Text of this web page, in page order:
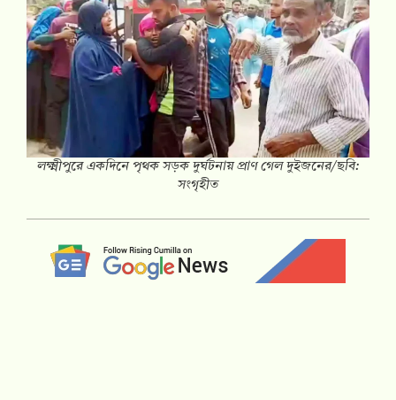
লক্ষ্মীপুরে একদিনে পৃথক সড়ক দুর্ঘটনায় প্রাণ গেল দুইজনের/ছবি:
সংগৃহীত